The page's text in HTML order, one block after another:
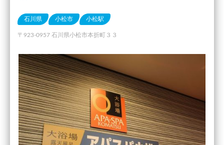
石川県 小松市 小松駅
〒923-0957 石川県小松市本折町３３